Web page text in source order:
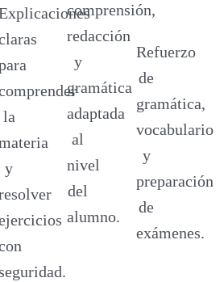
la
y
comprensión,
redacción
y
gramática
adaptada
al
nivel
del
alumno.
Refuerzo
de
gramática,
vocabulario
y
preparación
de
exámenes.